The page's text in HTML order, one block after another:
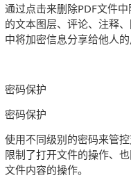
通过点击来删除PDF文件
的文本图层、评论、注释
中将加密信息分享给他人的
密码保护
密码保护
使用不同级别的密码来管
限制了打开文件的操作、
文件内容的操作。